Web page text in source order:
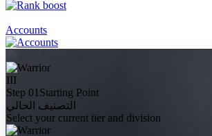
Accounts
III
Step 01 Starting Point
التصنيف الحالي
Select your current tier and division